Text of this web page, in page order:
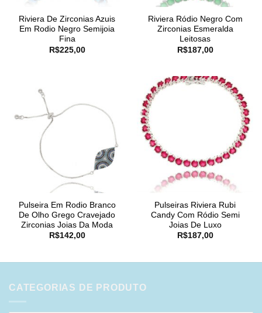
Riviera De Zirconias Azuis
Em Rodio Negro Semijoia
Fina
R$225,00
Riviera Ródio Negro Com
Zirconias Esmeralda
Leitosas
R$187,00
Pulseira Em Rodio Branco
De Olho Grego Cravejado
Zirconias Joias Da Moda
R$142,00
Pulseiras Riviera Rubi
Candy Com Ródio Semi
Joias De Luxo
R$187,00
CATEGORIAS DE PRODUTO